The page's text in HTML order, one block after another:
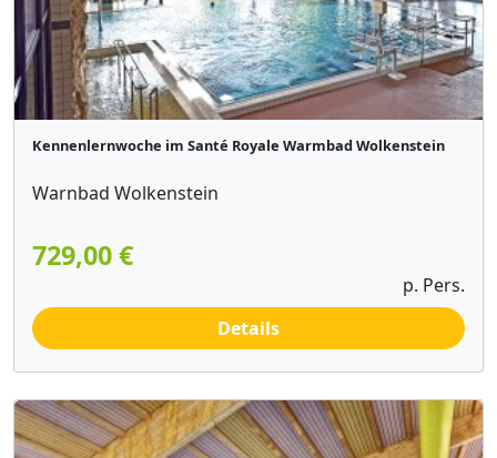
Kennenlernwoche im Santé Royale Warmbad Wolkenstein
Warnbad Wolkenstein
729,00 €
p. Pers.
Details